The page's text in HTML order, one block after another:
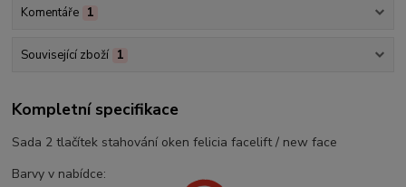
Komentáře 1
Související zboží 1
Kompletní specifikace
Sada 2 tlačítek stahování oken felicia facelift / new face
Barvy v nabídce: